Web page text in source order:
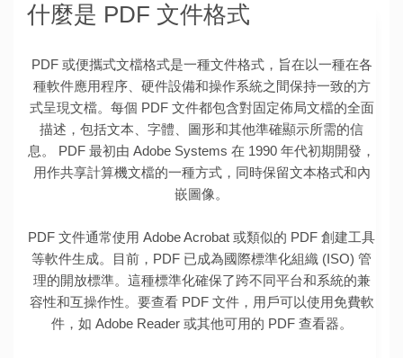
什麼是 PDF 文件格式
PDF 或便攜式文檔格式是一種文件格式，旨在以一種在各
種軟件應用程序、硬件設備和操作系統之間保持一致的方
式呈現文檔。每個 PDF 文件都包含對固定佈局文檔的全面
描述，包括文本、字體、圖形和其他準確顯示所需的信
息。 PDF 最初由 Adobe Systems 在 1990 年代初期開發，
用作共享計算機文檔的一種方式，同時保留文本格式和內
嵌圖像。
PDF 文件通常使用 Adobe Acrobat 或類似的 PDF 創建工具
等軟件生成。目前，PDF 已成為國際標準化組織 (ISO) 管
理的開放標準。這種標準化確保了跨不同平台和系統的兼
容性和互操作性。要查看 PDF 文件，用戶可以使用免費軟
件，如 Adobe Reader 或其他可用的 PDF 查看器。